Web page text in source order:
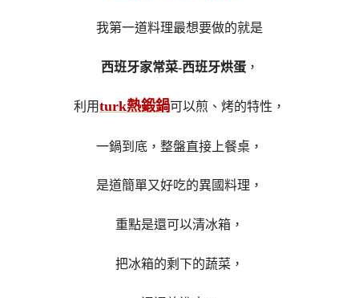
我第一道料理最想要做的就是
西班牙家常菜-西班牙烘蛋，
利用turk熱鍛鍋可以煎、烤的特性，
一鍋到底，整盤直接上餐桌，
是道簡單又好吃的異國料理，
重點是還可以清冰箱，
把冰箱的剩下的蔬菜，